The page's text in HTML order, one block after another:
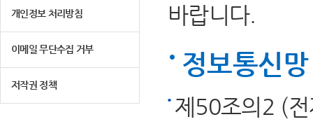
개인정보 처리방침
이메일 무단수집 거부
저작권 정책
바랍니다.
정보통신
제50조의2 (